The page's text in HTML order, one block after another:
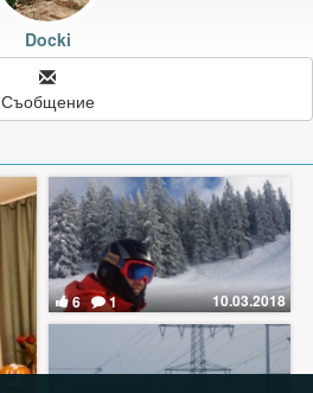
Docki
Съобщение
6 1 10.03.2018